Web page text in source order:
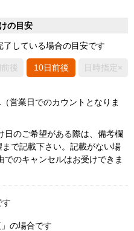
の目安
している場合の目安です
後 10日前後 日時指定×
営業日でのカウントとなりま
のご希望がある際は、備考欄
で記載下さい。記載がない場
のキャンセルはお受けできま
す
の場合です